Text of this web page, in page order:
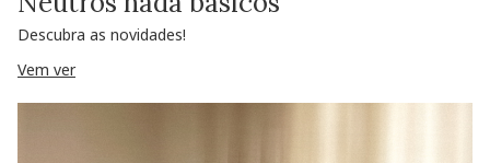
Descubra as novidades!
Vem ver